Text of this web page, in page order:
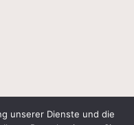
unserer Dienste und die